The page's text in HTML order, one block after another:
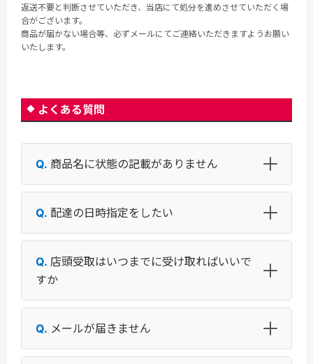
返送不要と判断させていただき、当店にて処分を進めさせていただく場
合がございます。
商品が届かない場合等、必ずメールにてご連絡いただきますようお願い
いたします。
よくある質問
商品名に状態の記載がありません
配達の日時指定をしたい
店頭受取はいつまでに受け取ればいいで
すか
メールが届きません